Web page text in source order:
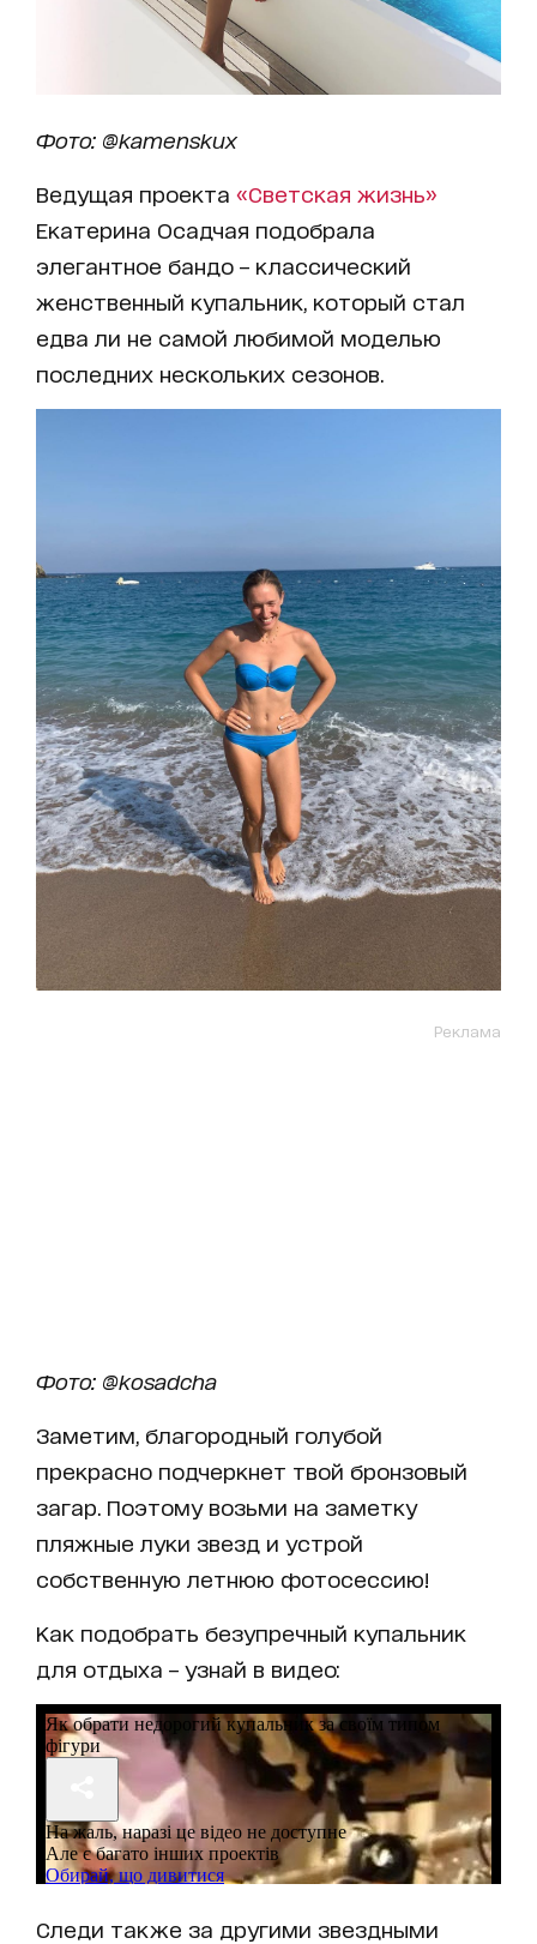
Фото: @kamenskux
Ведущая проекта «Светская жизнь»
Екатерина Осадчая подобрала
элегантное бандо – классический
женственный купальник, который стал
едва ли не самой любимой моделью
последних нескольких сезонов.
Реклама
Фото: @kosadcha
Заметим, благородный голубой
прекрасно подчеркнет твой бронзовый
загар. Поэтому возьми на заметку
пляжные луки звезд и устрой
собственную летнюю фотосессию!
Как подобрать безупречный купальник
для отдыха – узнай в видео:
Следи также за другими звездными